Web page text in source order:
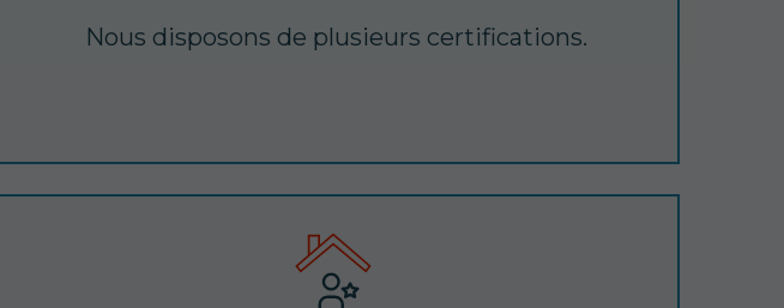
Nous disposons de plusieurs certifications.